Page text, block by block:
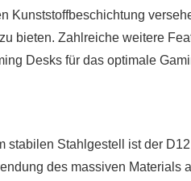
Kunststoffbeschichtung
bieten. Zahlreiche weitere
Desks für das optimale
stabilen Stahlgestell ist der
des massiven Materials